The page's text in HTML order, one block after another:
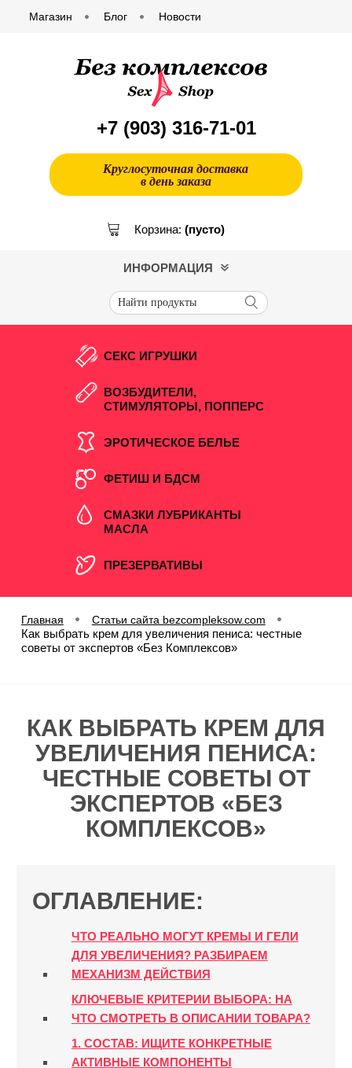
Магазин Блог Новости
+7 (903) 316-71-01
Круглосуточная доставка
в день заказа
Корзина: (пусто)
ИНФОРМАЦИЯ
СЕКС ИГРУШКИ
ВОЗБУДИТЕЛИ,
СТИМУЛЯТОРЫ, ПОППЕРС
ЭРОТИЧЕСКОЕ БЕЛЬЕ
ФЕТИШ И БДСМ
СМАЗКИ ЛУБРИКАНТЫ
МАСЛА
ПРЕЗЕРВАТИВЫ
Главная Статьи сайта bezcompleksow.com
Как выбрать крем для увеличения пениса: честные
советы от экспертов «Без Комплексов»
КАК ВЫБРАТЬ КРЕМ ДЛЯ
УВЕЛИЧЕНИЯ ПЕНИСА:
ЧЕСТНЫЕ СОВЕТЫ ОТ
ЭКСПЕРТОВ «БЕЗ
КОМПЛЕКСОВ»
ОГЛАВЛЕНИЕ:
ЧТО РЕАЛЬНО МОГУТ КРЕМЫ И ГЕЛИ
ДЛЯ УВЕЛИЧЕНИЯ? РАЗБИРАЕМ
МЕХАНИЗМ ДЕЙСТВИЯ
КЛЮЧЕВЫЕ КРИТЕРИИ ВЫБОРА: НА
ЧТО СМОТРЕТЬ В ОПИСАНИИ ТОВАРА?
1. СОСТАВ: ИЩИТЕ КОНКРЕТНЫЕ
АКТИВНЫЕ КОМПОНЕНТЫ